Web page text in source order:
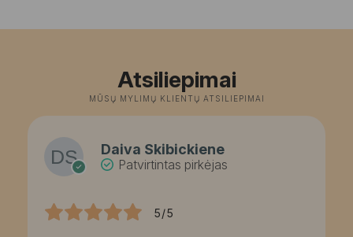
Atsiliepimai
MŪSŲ MYLIMŲ KLIENTŲ ATSILIEPIMAI
Daiva Skibickiene
Patvirtintas pirkėjas
5/5